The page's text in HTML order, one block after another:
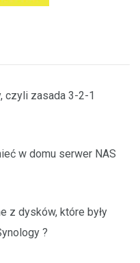
czyli zasada 3-2-1
w domu serwer NAS
z dysków, które były
?